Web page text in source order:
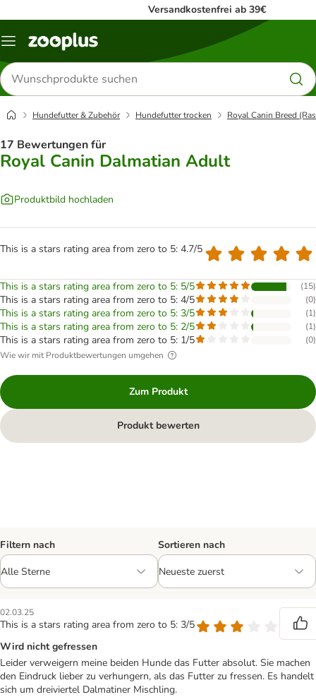
Versandkostenfrei ab 39€
Menü
Produkte
suchen
Hundefutter & Zubehör Hundefutter trocken Royal Canin Breed
17 Bewertungen für
Royal Canin Dalmatian Adult
Produktbild hochladen
This is a stars rating area from zero to 5: 4.7/5
This is a stars rating area from zero to 5: 5/5 (15)
This is a stars rating area from zero to 5: 4/5 (0)
This is a stars rating area from zero to 5: 3/5 (1)
This is a stars rating area from zero to 5: 2/5 (1)
This is a stars rating area from zero to 5: 1/5 (0)
Wie wir mit Produktbewertungen umgehen
Zum Produkt
Produkt bewerten
Filtern nach Sortieren nach
02.03.25
This is a stars rating area from zero to 5: 3/5
Wird nicht gefressen
Leider verweigern meine beiden Hunde das Futter absolut. Sie machen
den Eindruck lieber zu verhungern, als das Futter zu fressen. Es handelt
sich um dreiviertel Dalmatiner Mischling.